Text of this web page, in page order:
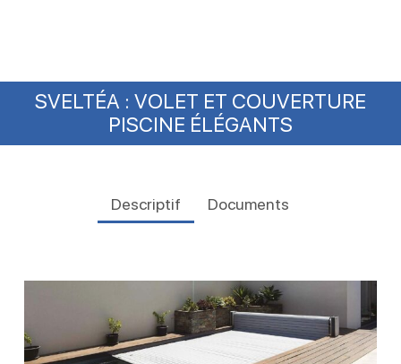
SVELTÉA : VOLET ET COUVERTURE
PISCINE ÉLÉGANTS
Descriptif Documents